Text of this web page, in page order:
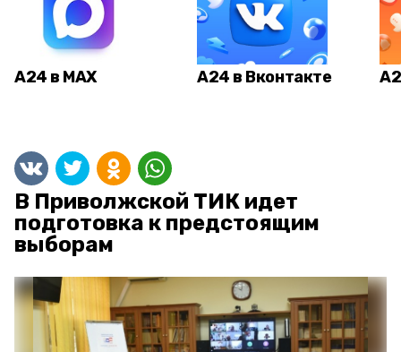
А24 в MAX А24 в Вконтакте
В Приволжской ТИК идет
подготовка к предстоящим
выборам